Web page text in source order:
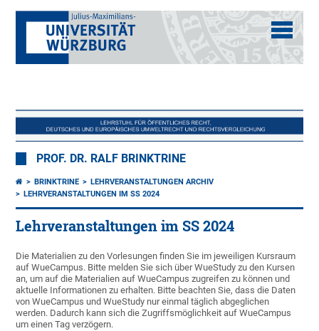
PROF. DR. RALF BRINKTRINE
BRINKTRINE
LEHRVERANSTALTUNGEN ARCHIV
LEHRVERANSTALTUNGEN IM SS 2024
Lehrveranstaltungen im SS 2024
Die Materialien zu den Vorlesungen finden Sie im jeweiligen Kursraum
auf WueCampus. Bitte melden Sie sich über WueStudy zu den Kursen
an, um auf die Materialien auf WueCampus zugreifen zu können und
aktuelle Informationen zu erhalten. Bitte beachten Sie, dass die Daten
von WueCampus und WueStudy nur einmal täglich abgeglichen
werden. Dadurch kann sich die Zugriffsmöglichkeit auf WueCampus
um einen Tag verzögern.